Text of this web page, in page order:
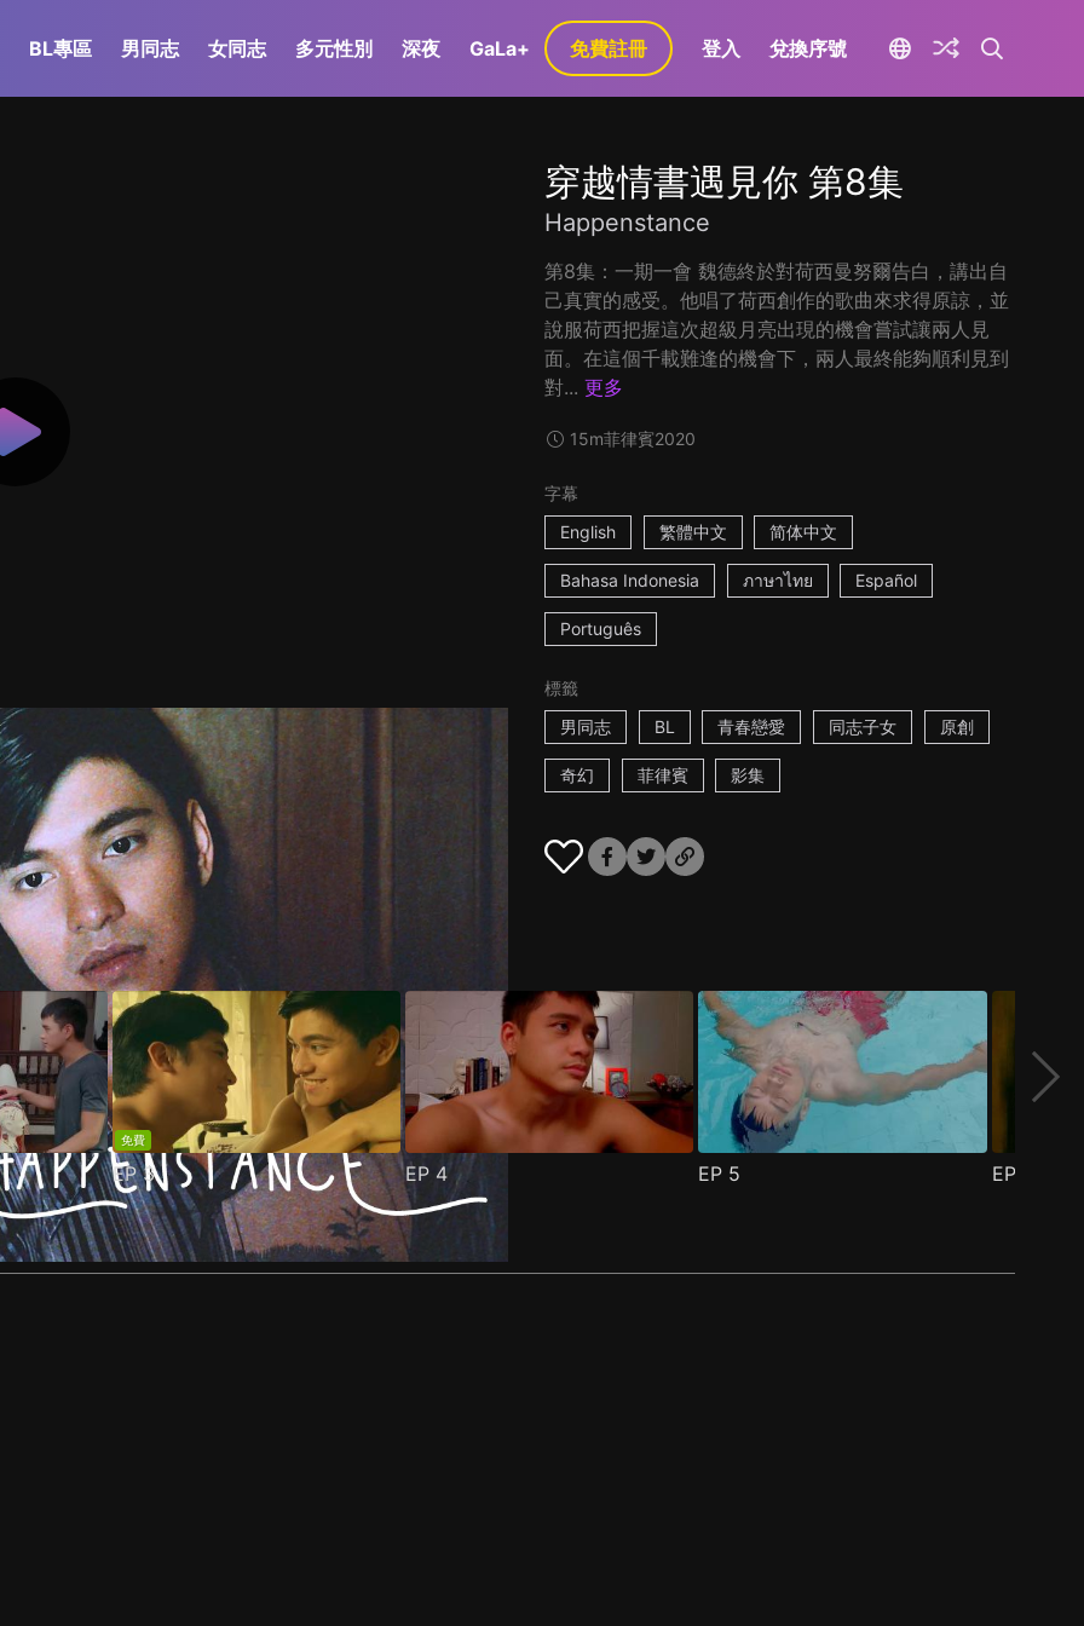
BL專區 男同志 女同志 多元性別 深夜 GaLa+ 免費註冊 登入 兌換序號
穿越情書遇見你 第8集
Happenstance
第8集：一期一會 魏德終於對荷西曼努爾告白，講出自
己真實的感受。他唱了荷西創作的歌曲來求得原諒，並
說服荷西把握這次超級月亮出現的機會嘗試讓兩人見
面。在這個千載難逢的機會下，兩人最終能夠順利見到
對... 更多
15m菲律賓2020
字幕
English
繁體中文 简体中文
Bahasa Indonesia ภาษาไทย Español
Português
標籤
男同志
BL 青春戀愛 同志子女 原創
奇幻 菲律賓 影集
免費
EP3 EP 4 EP 5 EP